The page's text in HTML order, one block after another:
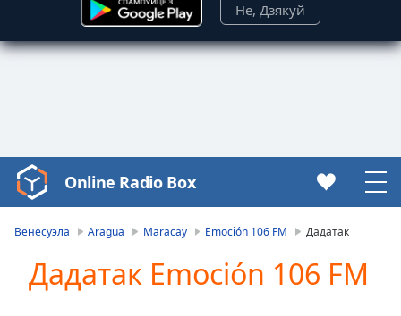
Не, Дзякуй
Video
Player
Video
Online Radio Box
Венесуэла Aragua Maracay Emoción 106 FM Дадатак
Дадатак Emoción 106 FM